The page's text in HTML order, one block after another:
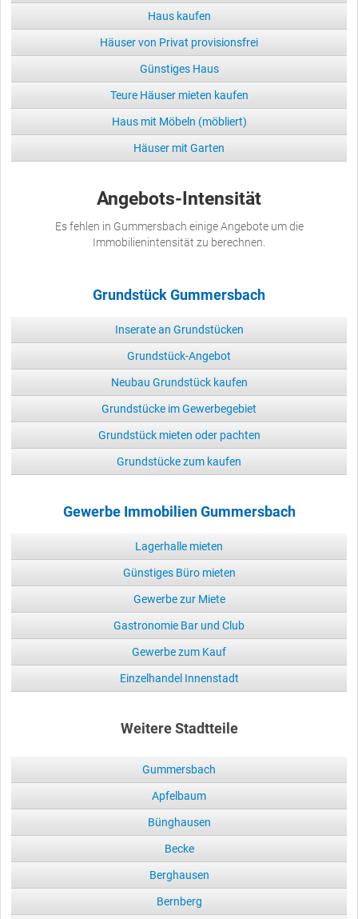
Haus kaufen
Häuser von Privat provisionsfrei
Günstiges Haus
Teure Häuser mieten kaufen
Haus mit Möbeln (möbliert)
Häuser mit Garten
Angebots-Intensität
Es fehlen in Gummersbach einige Angebote um die
Immobilienintensität zu berechnen.
Grundstück Gummersbach
Inserate an Grundstücken
Grundstück-Angebot
Neubau Grundstück kaufen
Grundstücke im Gewerbegebiet
Grundstück mieten oder pachten
Grundstücke zum kaufen
Gewerbe Immobilien Gummersbach
Lagerhalle mieten
Günstiges Büro mieten
Gewerbe zur Miete
Gastronomie Bar und Club
Gewerbe zum Kauf
Einzelhandel Innenstadt
Weitere Stadtteile
Gummersbach
Apfelbaum
Bünghausen
Becke
Berghausen
Bernberg